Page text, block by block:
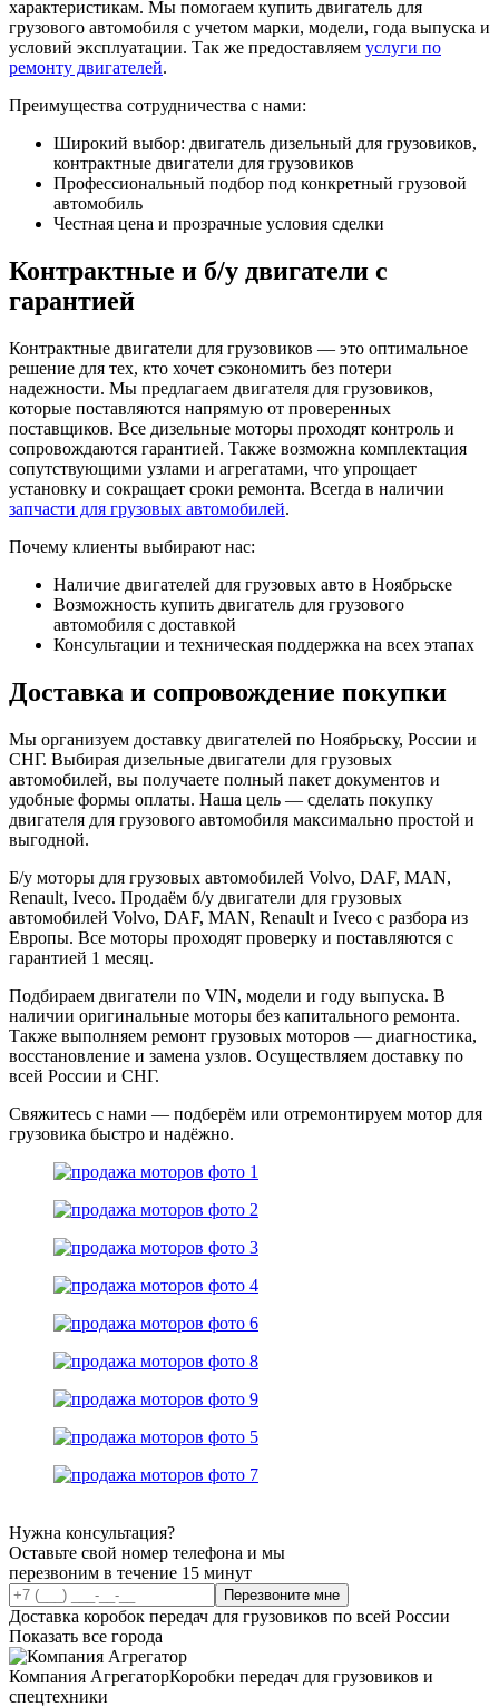
характеристикам. Мы помогаем купить двигатель для
грузового автомобиля с учетом марки, модели, года выпуска и
условий эксплуатации. Так же предоставляем услуги по
ремонту двигателей.
Преимущества сотрудничества с нами:
Широкий выбор: двигатель дизельный для грузовиков,
контрактные двигатели для грузовиков
Профессиональный подбор под конкретный грузовой
автомобиль
Честная цена и прозрачные условия сделки
Контрактные и б/у двигатели с
гарантией
Контрактные двигатели для грузовиков — это оптимальное
решение для тех, кто хочет сэкономить без потери
надежности. Мы предлагаем двигателя для грузовиков,
которые поставляются напрямую от проверенных
поставщиков. Все дизельные моторы проходят контроль и
сопровождаются гарантией. Также возможна комплектация
сопутствующими узлами и агрегатами, что упрощает
установку и сокращает сроки ремонта. Всегда в наличии
запчасти для грузовых автомобилей.
Почему клиенты выбирают нас:
Наличие двигателей для грузовых авто в Ноябрьске
Возможность купить двигатель для грузового
автомобиля с доставкой
Консультации и техническая поддержка на всех этапах
Доставка и сопровождение покупки
Мы организуем доставку двигателей по Ноябрьску, России и
СНГ. Выбирая дизельные двигатели для грузовых
автомобилей, вы получаете полный пакет документов и
удобные формы оплаты. Наша цель — сделать покупку
двигателя для грузового автомобиля максимально простой и
выгодной.
Б/у моторы для грузовых автомобилей Volvo, DAF, MAN,
Renault, Iveco. Продаём б/у двигатели для грузовых
автомобилей Volvo, DAF, MAN, Renault и Iveco с разбора из
Европы. Все моторы проходят проверку и поставляются с
гарантией 1 месяц.
Подбираем двигатели по VIN, модели и году выпуска. В
наличии оригинальные моторы без капитального ремонта.
Также выполняем ремонт грузовых моторов — диагностика,
восстановление и замена узлов. Осуществляем доставку по
всей России и СНГ.
Свяжитесь с нами — подберём или отремонтируем мотор для
грузовика быстро и надёжно.
Нужна консультация?
Оставьте свой номер телефона и мы
перезвоним в течение 15 минут
Перезвоните мне
Доставка коробок передач для грузовиков по всей России
Показать все города
Компания АгрегаторКоробки передач для грузовиков и
спецтехники